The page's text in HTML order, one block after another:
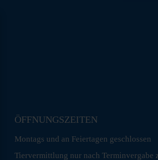
ÖFFNUNGSZEITEN
Montags und an Feiertagen geschlossen
Tiervermittlung nur nach Terminvergabe